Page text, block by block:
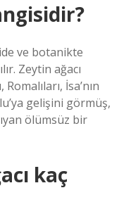
ve botanikte
Zeytin ağacı
İsa’nın
gelişini görmüş,
ölümsüz bir
kaç